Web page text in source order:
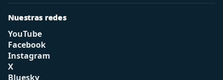
Nuestras redes
YouTube
Facebook
Instagram
X
Bluesky